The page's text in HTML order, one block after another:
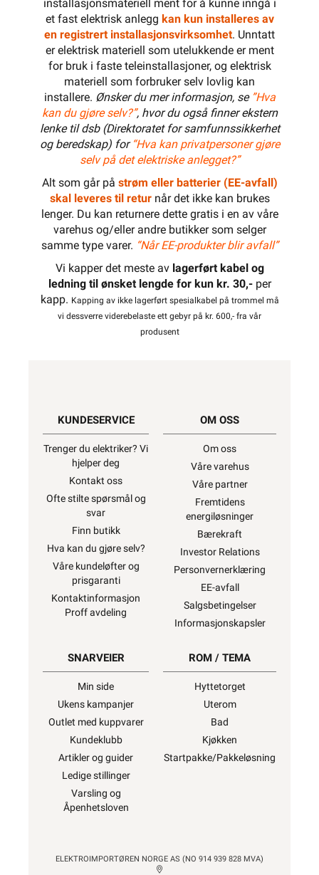
installasjonsmateriell ment for å kunne inngå i
et fast elektrisk anlegg kan kun installeres av
en registrert installasjonsvirksomhet. Unntatt
er elektrisk materiell som utelukkende er ment
for bruk i faste teleinstallasjoner, og elektrisk
materiell som forbruker selv lovlig kan
installere. Ønsker du mer informasjon, se ”Hva
kan du gjøre selv?”, hvor du også finner ekstern
lenke til dsb (Direktoratet for samfunnssikkerhet
og beredskap) for “Hva kan privatpersoner gjøre
selv på det elektriske anlegget?”
Alt som går på strøm eller batterier (EE-avfall)
skal leveres til returnår det ikke kan brukes
lenger. Du kan returnere dette gratis i en av våre
varehus og/eller andre butikker som selger
samme type varer. “Når EE-produkter blir avfall”
Vi kapper det meste av lagerført kabel og
ledning til ønsket lengde for kun kr. 30,-per
kapp. Kapping av ikke lagerført spesialkabel på trommel må
vi dessverre viderebelaste ett gebyr på kr. 600,- fra vår
produsent
KUNDESERVICE
Trenger du elektriker? Vi
hjelper deg
Kontakt oss
Ofte stilte spørsmål og
svar
Finn butikk
Hva kan du gjøre selv?
Våre kundeløfter og
prisgaranti
Kontaktinformasjon
Proff avdeling
OM OSS
Om oss
Våre varehus
Våre partner
Fremtidens
energiløsninger
Bærekraft
Investor Relations
Personvernerklæring
EE-avfall
Salgsbetingelser
Informasjonskapsler
SNARVEIER
Min side
Ukens kampanjer
Outlet med kuppvarer
Kundeklubb
Artikler og guider
Ledige stillinger
Varsling og
Åpenhetsloven
ROM / TEMA
Hyttetorget
Uterom
Bad
Kjøkken
Startpakke/Pakkeløsning
ELEKTROIMPORTØREN NORGE AS (NO 914 939 828 MVA)